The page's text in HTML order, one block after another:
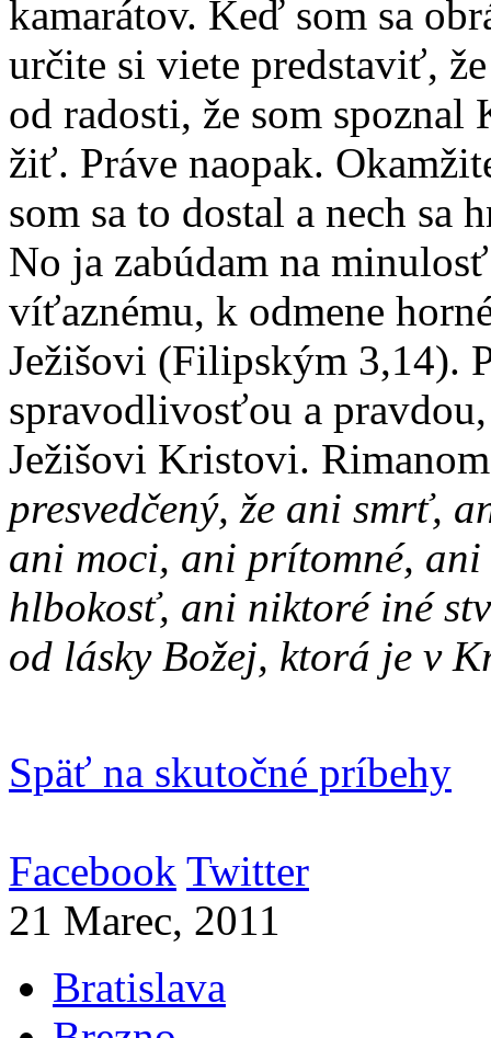
kamarátov. Keď som sa
určite si viete predstaviť,
od radosti, že som spoznal
žiť. Práve naopak.
som sa to dostal a nech
No ja zabúdam na
víťaznému, k odmene
Ježišovi (Filipským 3,14).
spravodlivosťou a
Ježišovi Kristovi.
presvedčený, že ani smrť,
ani moci, ani prítomné,
hlbokosť, ani niktoré iné
od lásky Božej, ktorá je v
Späť na skutočné príbehy
Facebook Twitter
21 Marec, 2011
Bratislava